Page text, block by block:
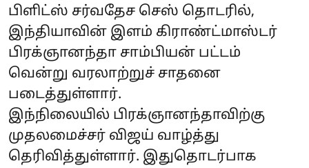
பிளிட்ஸ் சர்வதேச செஸ் தொடரில்,
இந்தியாவின் இளம் கிராண்ட்மாஸ்டர்
பிரக்ஞானந்தா சாம்பியன் பட்டம்
வென்று வரலாற்றுச் சாதனை
படைத்துள்ளார்.
இந்நிலையில் பிரக்ஞானந்தாவிற்கு
முதலமைச்சர் விஜய் வாழ்த்து
தெரிவித்துள்ளார். இதுதொடர்பாக